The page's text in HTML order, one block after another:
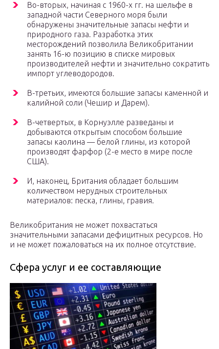
Во-вторых, начиная с 1960-х гг. на шельфе в
западной части Северного моря были
обнаружены значительные запасы нефти и
природного газа. Разработка этих
месторождений позволила Великобритании
занять 16-ю позицию в списке мировых
производителей нефти и значительно сократить
импорт углеводородов.
В-третьих, имеются большие запасы каменной и
калийной соли (Чешир и Дарем).
В-четвертых, в Корнуэлле разведаны и
добываются открытым способом большие
запасы каолина — белой глины, из которой
производят фарфор (2-е место в мире после
США).
И, наконец, Британия обладает большим
количеством нерудных строительных
материалов: песка, глины, гравия.
Великобритания не может похвастаться
значительными запасами дефицитных ресурсов. Но
и не может пожаловаться на их полное отсутствие.
Сфера услуг и ее составляющие